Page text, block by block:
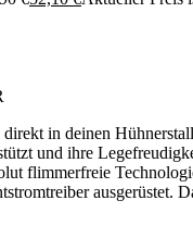
in deinen
und ihre
flimmerfreie
ausgerüstet.